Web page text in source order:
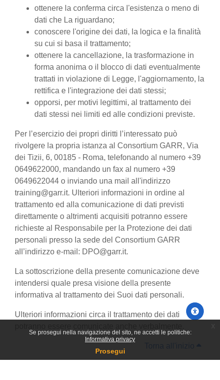
Se prosegui nella navigazione del sito, ne accetti le politiche:
Informativa privacy
Prosegui
ottenere la conferma circa l'esistenza o meno di
dati che La riguardano;
conoscere l'origine dei dati, la logica e la finalità
su cui si basa il trattamento;
ottenere la cancellazione, la trasformazione in
forma anonima o il blocco di dati eventualmente
trattati in violazione di Legge, l'aggiornamento, la
rettifica e l'integrazione dei dati stessi;
opporsi, per motivi legittimi, al trattamento dei
dati stessi nei limiti ed alle condizioni previste.
Per l’esercizio dei propri diritti l’interessato può
rivolgere la propria istanza al Consortium GARR, Via
dei Tizii, 6, 00185 - Roma, telefonando al numero +39
0649622000, mandando un fax al numero +39
0649622044 o inviando una mail all'indirizzo
training@garr.it. Ulteriori informazioni in ordine al
trattamento ed alla comunicazione di dati previsti
direttamente o altrimenti acquisiti potranno essere
richieste al Responsabile per la Protezione dei dati
personali presso la sede del Consortium GARR
all’indirizzo e-mail: DPO@garr.it.
La sottoscrizione della presente comunicazione deve
intendersi quale presa visione della presente
informativa al trattamento dei Suoi dati personali.
Ulteriori informazioni circa il trattamento dei dati